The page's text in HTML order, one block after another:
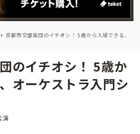
京都市交響楽団のイチオシ！ 5歳から入場できる、
のイチオシ！ 5歳か
オーケストラ入門シ
演